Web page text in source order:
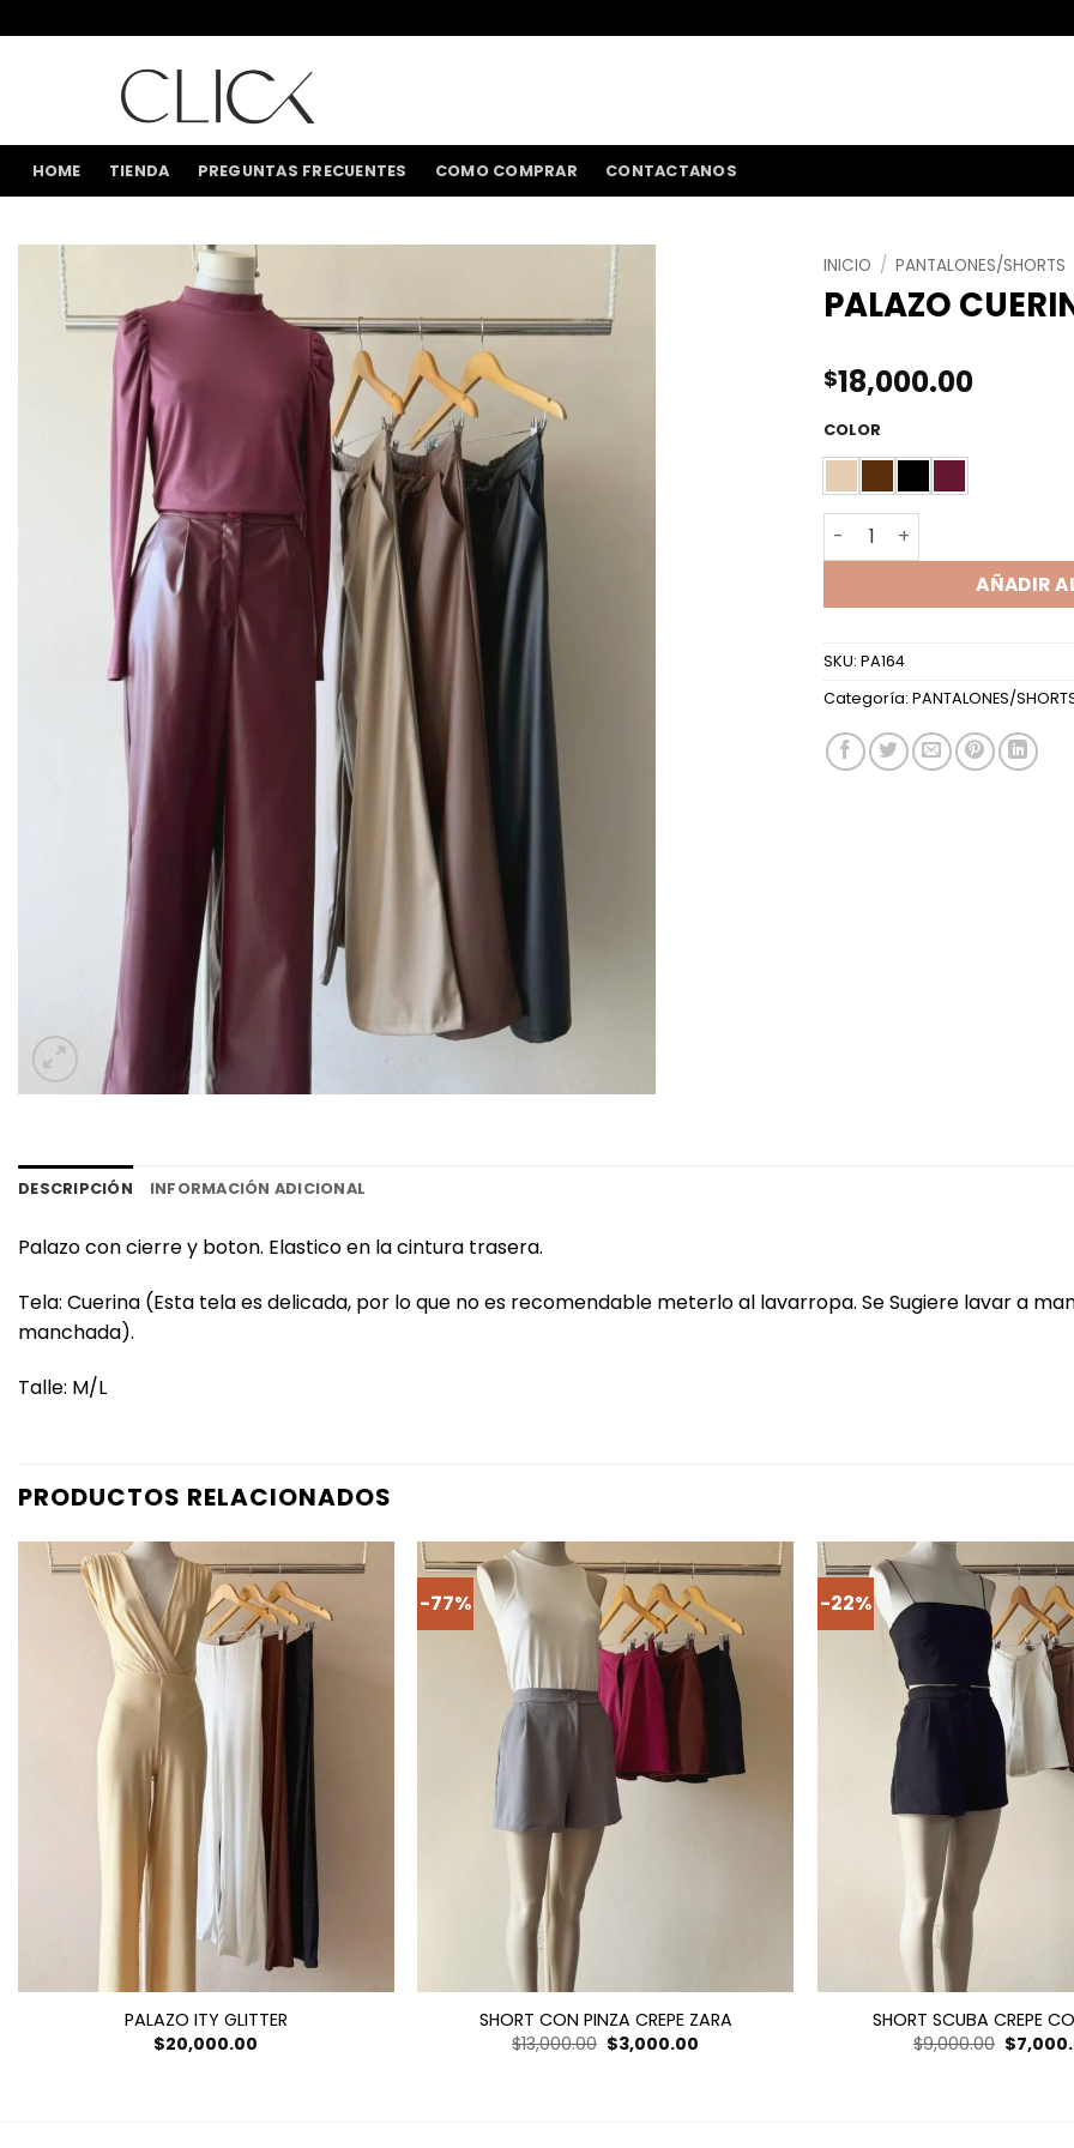
al
ENVÍOS A
HOME TIENDA PREGUNTAS FRECUENTES COMO COMPRAR CONTACTANOS
INICIO / PANTALONES/SHORTS
PALAZO
$18,000.00
COLOR
PALAZO CUERINA CON
AÑADIR
SKU: PA164
Categoría: PANTALONES/
DESCRIPCIÓN INFORMACIÓN ADICIONAL
Palazo con cierre y boton. Elastico en la cintura trasera.
Tela: Cuerina (Esta tela es delicada, por lo que no es recomendable meterlo al lavarropa. Se Sugiere lavar a
manchada).
Talle: M/L
PRODUCTOS RELACIONADOS
PALAZO ITY GLITTER
$20,000.00
-77%
SHORT CON PINZA CREPE ZARA
$13,000.00 El
precio
$3,000.00
-22%
SHORT SCUBA CREPE
$9,000.00 El
precio
$